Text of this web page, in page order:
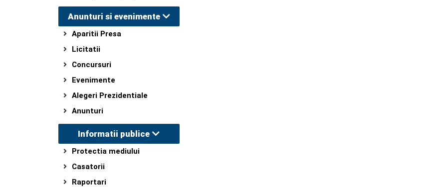
Anunturi si evenimente
Aparitii Presa
Licitatii
Concursuri
Evenimente
Alegeri Prezidentiale
Anunturi
Informatii publice
Protectia mediului
Casatorii
Raportari